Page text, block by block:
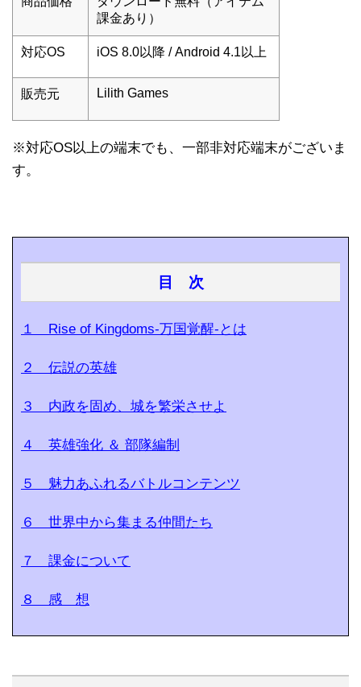
課金あり）
対応OS iOS 8.0以降 / Android 4.1以上
販売元 Lilith Games
※対応OS以上の端末でも、一部非対応端末がございま
す。
目 次
１ Rise of Kingdoms-万国覚醒-とは
２ 伝説の英雄
３ 内政を固め、城を繁栄させよ
４ 英雄強化 ＆ 部隊編制
５ 魅力あふれるバトルコンテンツ
６ 世界中から集まる仲間たち
７ 課金について
８ 感 想